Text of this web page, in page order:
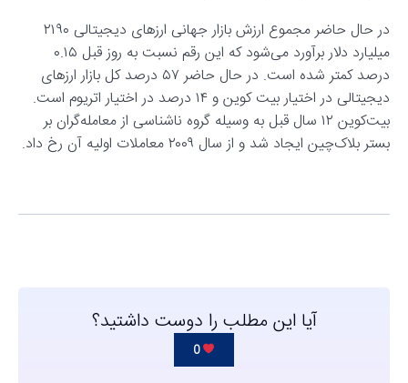
در حال حاضر مجموع ارزش بازار جهانی ارزهای دیجیتالی ۲۱۹۰
میلیارد دلار برآورد می‌شود که این رقم نسبت به روز قبل ۰.۱۵
درصد کمتر شده است. در حال حاضر ۵۷ درصد کل بازار ارزهای
دیجیتالی در اختیار بیت کوین و ۱۴ درصد در اختیار اتریوم است.
بیت‌کوین ۱۲ سال قبل به وسیله گروه ناشناسی از معامله‌گران بر
بستر بلاک‌چین ایجاد شد و از سال ۲۰۰۹ معاملات اولیه آن رخ داد.
آیا این مطلب را دوست داشتید؟
0